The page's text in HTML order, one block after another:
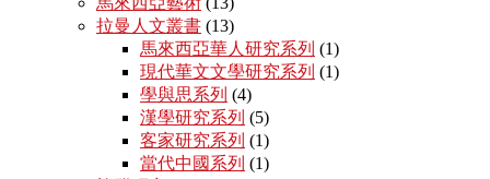
拉曼人文叢書 (13)
馬來西亞華人研究系列 (1)
現代華文文學研究系列 (1)
學與思系列 (4)
漢學研究系列 (5)
客家研究系列 (1)
當代中國系列 (1)